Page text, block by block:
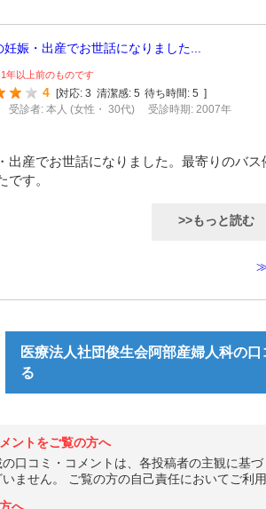
妊娠・出産でお世話になりました...
年以上前のものです
4 [対応: 3 清潔感: 5 待ち時間: 5 ]
受診者: 本人 (女性・ 30代) 受診時期: 2007年
出産でお世話になりました。最寄りのバ
です。
>>もっと読む
≫
医療法人社団俊生会阿部産婦人科の
る
ントをご覧の方へ
口コミ・コメントは、各投稿者の主観に基
ません。 ご覧の方の自己責任においてご利用